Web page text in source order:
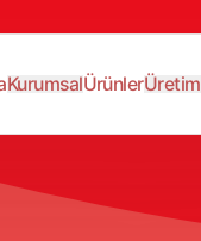
KurumsalÜrünlerÜretim